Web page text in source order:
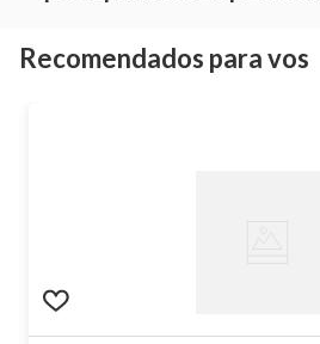
Recomendados para vos